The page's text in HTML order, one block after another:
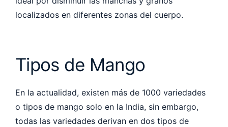
localizados en diferentes zonas del cuerpo.
Tipos de Mango
En la actualidad, existen más de 1000 variedades
o tipos de mango solo en la India, sin embargo,
todas las variedades derivan en dos tipos de